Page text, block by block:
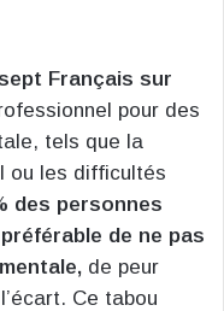
sept Français sur
pour des
tels que la
ou les difficultés
des personnes
de ne pas
de peur
Ce tabou